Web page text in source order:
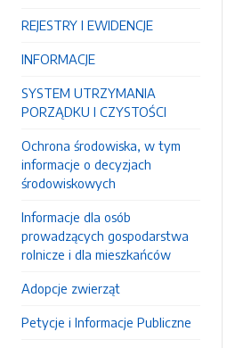
REJESTRY I EWIDENCJE
INFORMACJE
SYSTEM UTRZYMANIA
PORZĄDKU I CZYSTOŚCI
Ochrona środowiska, w tym
informacje o decyzjach
środowiskowych
Informacje dla osób
prowadzących gospodarstwa
rolnicze i dla mieszkańców
Adopcje zwierząt
Petycje i Informacje Publiczne